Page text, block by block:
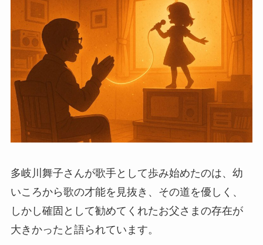
多岐川舞子さんが歌手として歩み始めたのは、幼
いころから歌の才能を見抜き、その道を優しく、
しかし確固として勧めてくれたお父さまの存在が
大きかったと語られています。